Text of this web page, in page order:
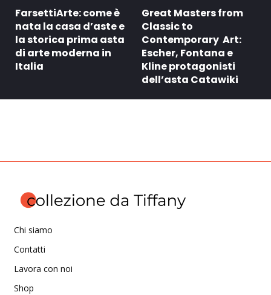
FarsettiArte: come è
nata la casa d’aste e
la storica prima asta
di arte moderna in
Italia
Great Masters from
Classic to
Contemporary Art:
Escher, Fontana e
Kline protagonisti
dell’asta Catawiki
Chi siamo
Contatti
Lavora con noi
Shop